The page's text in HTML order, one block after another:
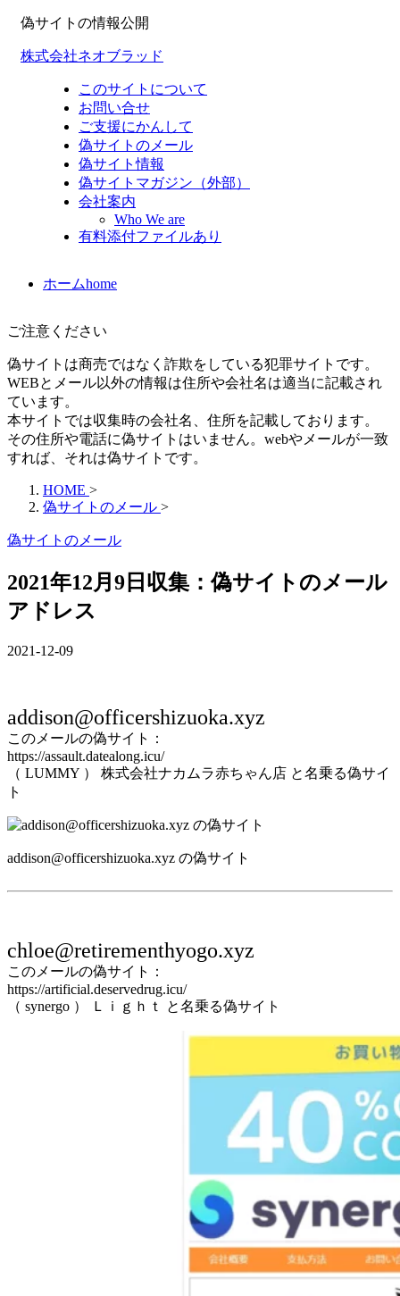
偽サイトの情報公開
株式会社ネオブラッド
このサイトについて
お問い合せ
ご支援にかんして
偽サイトのメール
偽サイト情報
偽サイトマガジン（外部）
会社案内
Who We are
有料添付ファイルあり
ホームhome
ご注意ください
偽サイトは商売ではなく詐欺をしている犯罪サイトです。
WEBとメール以外の情報は住所や会社名は適当に記載され
ています。
本サイトでは収集時の会社名、住所を記載しております。
その住所や電話に偽サイトはいません。webやメールが一致
すれば、それは偽サイトです。
HOME >
偽サイトのメール >
偽サイトのメール
2021年12月9日収集：偽サイトのメール
アドレス
2021-12-09
addison@officershizuoka.xyz
このメールの偽サイト：
https://assault.datealong.icu/
（ LUMMY ） 株式会社ナカムラ赤ちゃん店 と名乗る偽サイ
ト
addison@officershizuoka.xyz の偽サイト
chloe@retirementhyogo.xyz
このメールの偽サイト：
https://artificial.deservedrug.icu/
（ synergo ） Ｌｉｇｈｔ と名乗る偽サイト